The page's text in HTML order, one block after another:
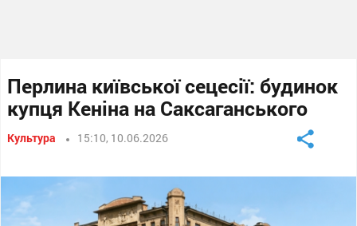
Перлина київської сецесії: будинок
купця Кеніна на Саксаганського
Культура 15:10, 10.06.2026